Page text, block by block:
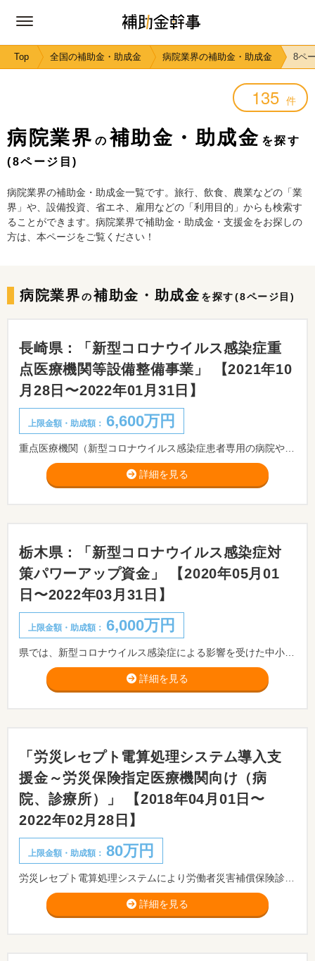
Top 全国の補助金・助成金 病院業界の補助金・助成金 8ペ
135 件
病院業界 の 補助金・助成金 を探す
(8ページ目)
病院業界の補助金・助成金一覧です。旅行、飲食、農業などの「業
界」や、設備投資、省エネ、雇用などの「利用目的」からも検索す
ることができます。病院業界で補助金・助成金・支援金をお探しの
方は、本ページをご覧ください！
病院業界の 補助金・助成金を探す (8ページ目)
長崎県：「新型コロナウイルス感染症重
点医療機関等設備整備事業」 【2021年10
月28日〜2022年01月31日】
上限金額・助成額： 6,600万円
詳細を見る
栃木県：「新型コロナウイルス感染症対
策パワーアップ資金」 【2020年05月01
日〜2022年03月31日】
上限金額・助成額： 6,000万円
詳細を見る
「労災レセプト電算処理システム導入支
援金～労災保険指定医療機関向け（病
院、診療所）」 【2018年04月01日〜
2022年02月28日】
上限金額・助成額： 80万円
詳細を見る